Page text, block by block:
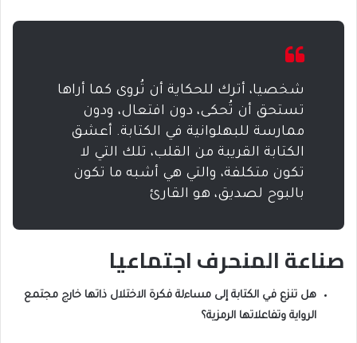
شخصيا، أترك للحكاية أن تُروى كما أراها
تستحق أن تُحكى، دون افتعال، ودون
ممارسة للبهلوانية في الكتابة. أعشق
الكتابة القريبة من القلب، تلك التي لا
تكون متكلفة، والتي هي أشبه ما تكون
بالبوح لصديق، هو القارئ
صناعة المنحرف اجتماعيا
هل تنزع في الكتابة إلى مساءلة فكرة الاختلال ذاتها خارج مجتمع
الرواية وتفاعلاتها الرمزية؟